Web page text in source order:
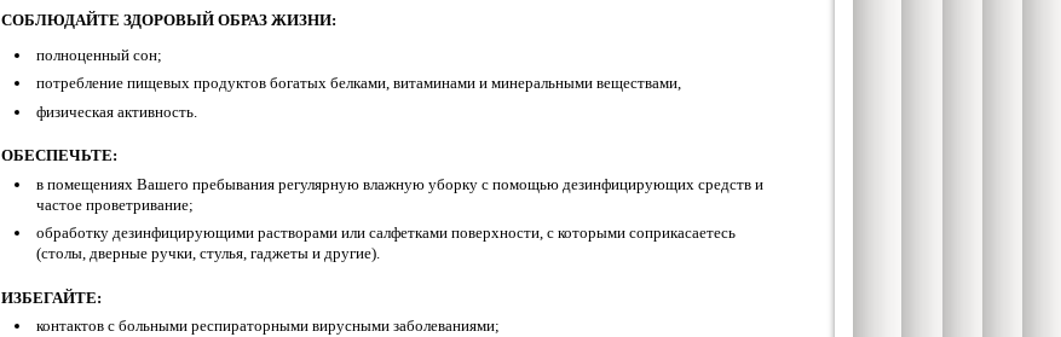
СОБЛЮДАЙТЕ ЗДОРОВЫЙ ОБРАЗ ЖИЗНИ:
полноценный сон;
потребление пищевых продуктов богатых белками, витаминами и минеральными веществами,
физическая активность.
ОБЕСПЕЧЬТЕ:
в помещениях Вашего пребывания регулярную влажную уборку с помощью дезинфицирующих средств и
частое проветривание;
обработку дезинфицирующими растворами или салфетками поверхности, с которыми соприкасаетесь
(столы, дверные ручки, стулья, гаджеты и другие).
ИЗБЕГАЙТЕ:
контактов с больными респираторными вирусными заболеваниями;